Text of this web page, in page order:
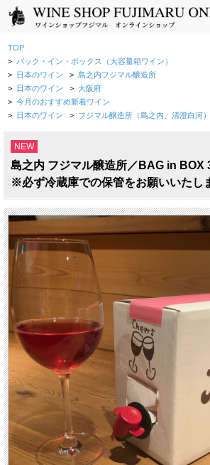
TOP
> バック・イン・ボックス（大容量箱ワイン）
> 日本のワイン > 島之内フジマル醸造所
> 日本のワイン > 大阪府
> 今月のおすすめ新着ワイン
> 日本のワイン > フジマル醸造所（島之内、清澄白河）
NEW
島之内 フジマル醸造所／BAG in BOX
※必ず冷蔵庫での保管をお願いいたし